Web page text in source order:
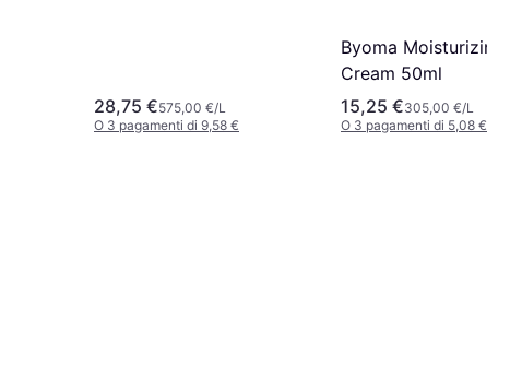
28,75 €575,00 €/L
O 3 pagamenti di 9,58 €
Byoma Moisturizing
Cream 50ml
15,25 €305,00 €/L
O 3 pagamenti di 5,08 €